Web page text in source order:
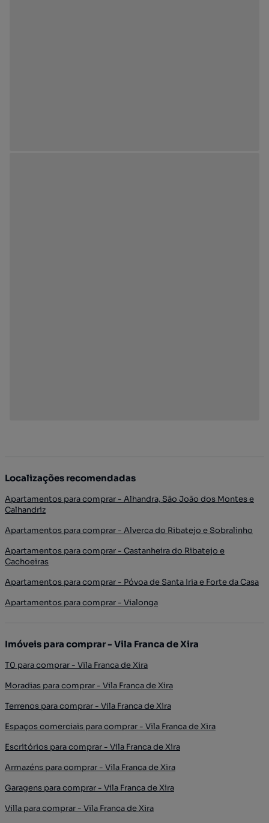
Localizações recomendadas
Apartamentos para comprar - Alhandra, São João dos Montes e
Calhandriz
Apartamentos para comprar - Alverca do Ribatejo e Sobralinho
Apartamentos para comprar - Castanheira do Ribatejo e
Cachoeiras
Apartamentos para comprar - Póvoa de Santa Iria e Forte da Casa
Apartamentos para comprar - Vialonga
Imóveis para comprar - Vila Franca de Xira
T0 para comprar - Vila Franca de Xira
Moradias para comprar - Vila Franca de Xira
Terrenos para comprar - Vila Franca de Xira
Espaços comerciais para comprar - Vila Franca de Xira
Escritórios para comprar - Vila Franca de Xira
Armazéns para comprar - Vila Franca de Xira
Garagens para comprar - Vila Franca de Xira
Villa para comprar - Vila Franca de Xira